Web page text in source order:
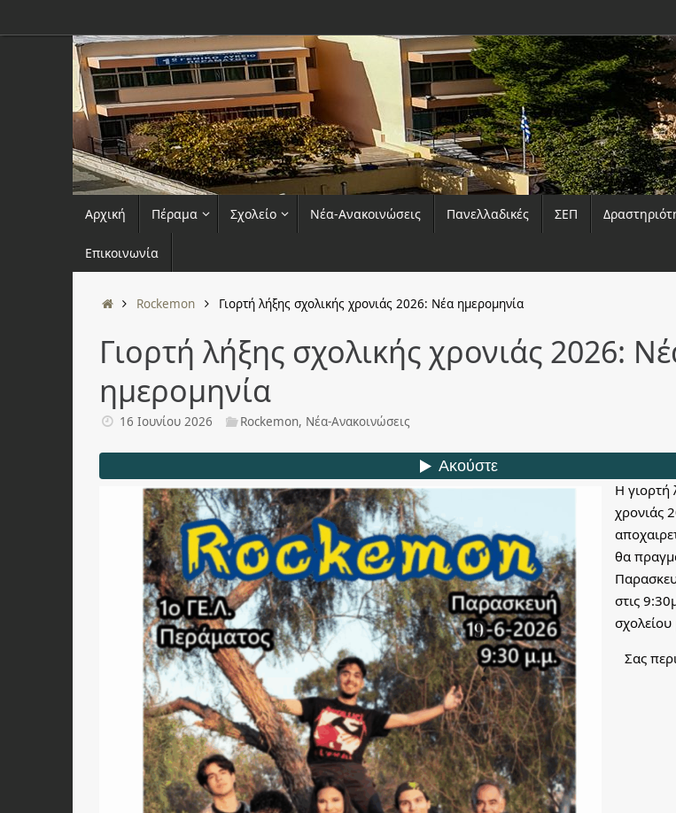
στο
περιεχόμενο
στοΑρχική Πέραμα Σχολείο Νέα-Ανακοινώσεις Πανελλαδικές ΣΕΠ
Επικοινωνία
ΑρχικήRockemon Γιορτή λήξης σχολικής χρονιάς 2026: Νέα ημερομηνία
Γιορτή λήξης σχολικής χρονιάς 2026:
ημερομηνία
16 Ιουνίου 2026 Rockemon, Νέα-Ανακοινώσεις
Η γιορτή
χρονιάς
θα
στις
σχολείου
Σας